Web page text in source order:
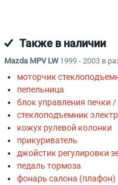
Также в наличии
Mazda MPV LW1999 - 2003 в
моторчик
пепельница
блок управления печки
стеклоподъемник
кожух рулевой колонки
прикуриватель
джойстик регулировки
педаль тормоза
фонарь салона (плафон)